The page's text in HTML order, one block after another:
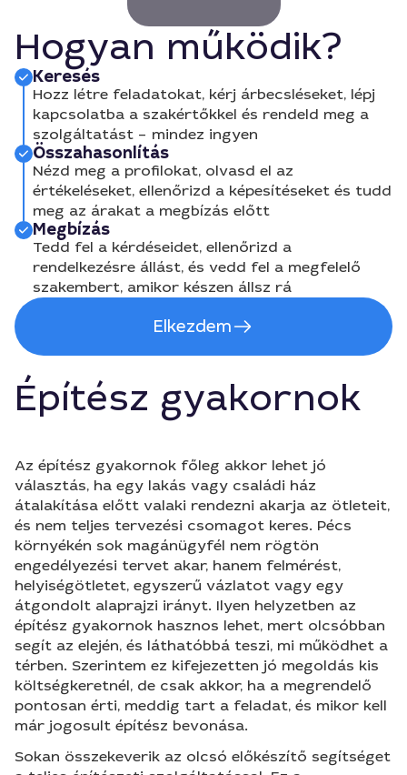
Hogyan működik?
Keresés
Hozz létre feladatokat, kérj árbecsléseket, lépj
kapcsolatba a szakértőkkel és rendeld meg a
szolgáltatást – mindez ingyen
Összahasonlítás
Nézd meg a profilokat, olvasd el az
értékeléseket, ellenőrizd a képesítéseket és tudd
meg az árakat a megbízás előtt
Megbízás
Tedd fel a kérdéseidet, ellenőrizd a
rendelkezésre állást, és vedd fel a megfelelő
szakembert, amikor készen állsz rá
Elkezdem
Építész gyakornok
Az építész gyakornok főleg akkor lehet jó
választás, ha egy lakás vagy családi ház
átalakítása előtt valaki rendezni akarja az ötleteit,
és nem teljes tervezési csomagot keres. Pécs
környékén sok magánügyfél nem rögtön
engedélyezési tervet akar, hanem felmérést,
helyiségötletet, egyszerű vázlatot vagy egy
átgondolt alaprajzi irányt. Ilyen helyzetben az
építész gyakornok hasznos lehet, mert olcsóbban
segít az elején, és láthatóbbá teszi, mi működhet a
térben. Szerintem ez kifejezetten jó megoldás kis
költségkeretnél, de csak akkor, ha a megrendelő
pontosan érti, meddig tart a feladat, és mikor kell
már jogosult építész bevonása.
Sokan összekeverik az olcsó előkészítő segítséget